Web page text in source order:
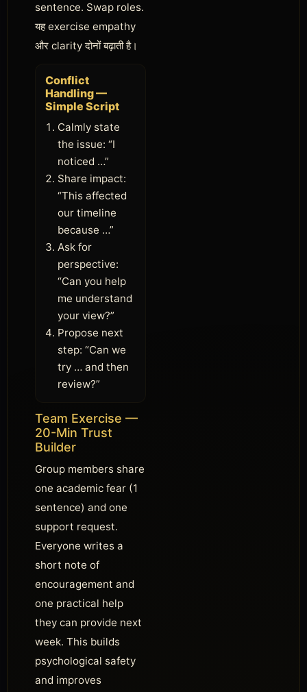
sentence. Swap roles.
यह exercise empathy
और clarity दोनों बढ़ाती है।
Conflict
Handling —
Simple Script
Calmly state
the issue: “I
noticed …”
Share impact:
“This affected
our timeline
because …”
Ask for
perspective:
“Can you help
me understand
your view?”
Propose next
step: “Can we
try … and then
review?”
Team Exercise —
20-Min Trust
Builder
Group members share
one academic fear (1
sentence) and one
support request.
Everyone writes a
short note of
encouragement and
one practical help
they can provide next
week. This builds
psychological safety
and improves